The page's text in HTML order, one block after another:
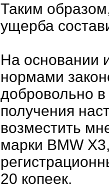
Таким
ущерба
На основании
нормами
добровольно
получения
возместить
марки BMW
20 копеек.